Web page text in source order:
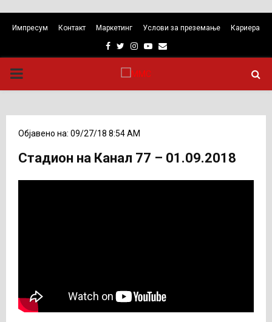
Импресум Контакт Маркетинг Услови за преземање Кариера
Facebook
TwitterInstagram
Youtube
Email
PRIMARY
Објавено на: 09/27/18 8:54 AM
Стадион на Канал 77 – 01.09.2018